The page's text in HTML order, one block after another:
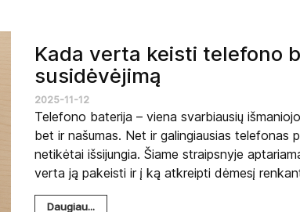
Kada verta keisti telefono
susidėvėjimą
2025-11-12
Telefono baterija – viena svarbiausių
bet ir našumas. Net ir galingiausias telefonas
netikėtai išsijungia. Šiame straipsnyje
verta ją pakeisti ir į ką atkreipti dėmesį
Daugiau...